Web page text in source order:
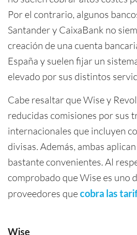
Por el contrario, algunos
Santander y CaixaBank no
creación de una cuenta
España y suelen fijar un
elevado por sus distintos
Cabe resaltar que Wise y
reducidas comisiones por sus
internacionales que incluyen
divisas. Además, ambas
bastante convenientes. Al
comprobado que Wise es uno
proveedores quecobra las
Wise